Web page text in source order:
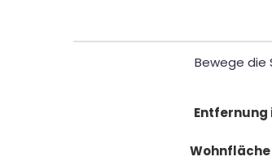
Bewege die
Entfernung
Wohnfläche